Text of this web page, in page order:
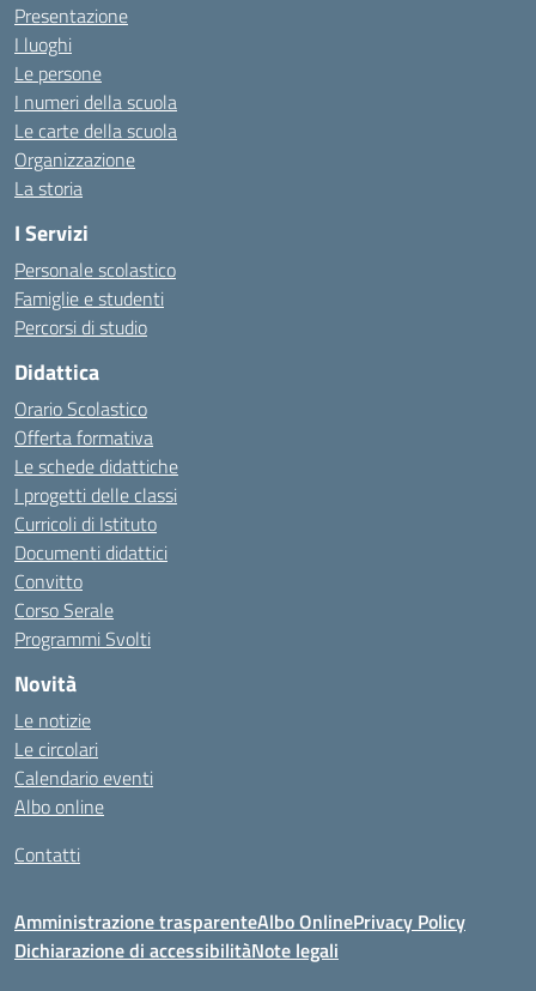
Presentazione
I luoghi
Le persone
I numeri della scuola
Le carte della scuola
Organizzazione
La storia
I Servizi
Personale scolastico
Famiglie e studenti
Percorsi di studio
Didattica
Orario Scolastico
Offerta formativa
Le schede didattiche
I progetti delle classi
Curricoli di Istituto
Documenti didattici
Convitto
Corso Serale
Programmi Svolti
Novità
Le notizie
Le circolari
Calendario eventi
Albo online
Contatti
Amministrazione trasparenteAlbo OnlinePrivacy Policy
Dichiarazione di accessibilitàNote legali